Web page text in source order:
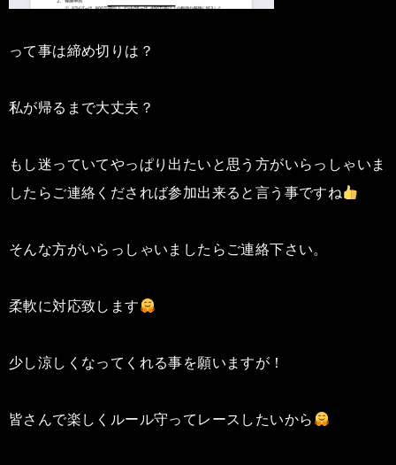
って事は締め切りは？
私が帰るまで大丈夫？
もし迷っていてやっぱり出たいと思う方がいらっしゃいま
したらご連絡くだされば参加出来ると言う事ですね
そんな方がいらっしゃいましたらご連絡下さい。
柔軟に対応致します
少し涼しくなってくれる事を願いますが！
皆さんで楽しくルール守ってレースしたいから